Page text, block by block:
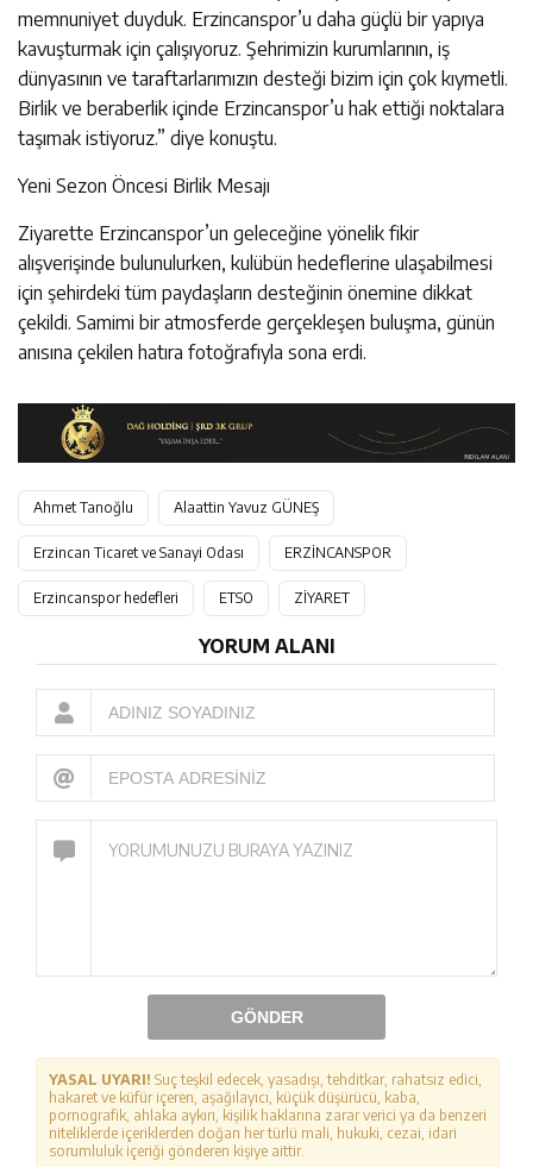
memnuniyet duyduk. Erzincanspor’u daha güçlü bir yapıya
kavuşturmak için çalışıyoruz. Şehrimizin kurumlarının, iş
dünyasının ve taraftarlarımızın desteği bizim için çok kıymetli.
Birlik ve beraberlik içinde Erzincanspor’u hak ettiği noktalara
taşımak istiyoruz.” diye konuştu.
Yeni Sezon Öncesi Birlik Mesajı
Ziyarette Erzincanspor’un geleceğine yönelik fikir
alışverişinde bulunulurken, kulübün hedeflerine ulaşabilmesi
için şehirdeki tüm paydaşların desteğinin önemine dikkat
çekildi. Samimi bir atmosferde gerçekleşen buluşma, günün
anısına çekilen hatıra fotoğrafıyla sona erdi.
Ahmet Tanoğlu Alaattin Yavuz GÜNEŞ
Erzincan Ticaret ve Sanayi Odası ERZİNCANSPOR
Erzincanspor hedefleri ETSO ZİYARET
YORUM ALANI
GÖNDER
YASAL UYARI! Suç teşkil edecek, yasadışı, tehditkar, rahatsız edici,
hakaret ve küfür içeren, aşağılayıcı, küçük düşürücü, kaba,
pornografik, ahlaka aykırı, kişilik haklarına zarar verici ya da benzeri
niteliklerde içeriklerden doğan her türlü mali, hukuki, cezai, idari
sorumluluk içeriği gönderen kişiye aittir.